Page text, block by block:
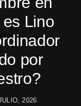
Lino
por
2026